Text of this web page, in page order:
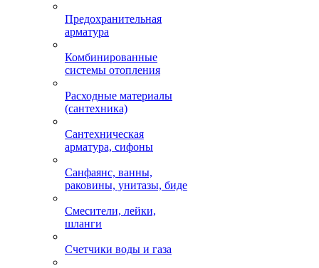
Предохранительная
арматура
Комбинированные
системы отопления
Расходные материалы
(сантехника)
Сантехническая
арматура, сифоны
Санфаянс, ванны,
раковины, унитазы, биде
Смесители, лейки,
шланги
Счетчики воды и газа